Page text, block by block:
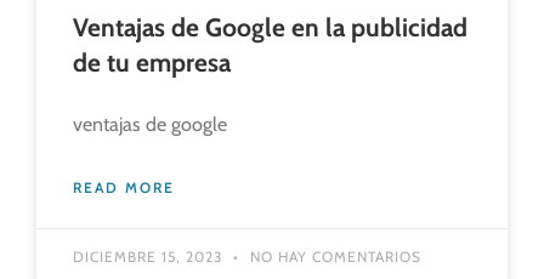
Ventajas de Google en la publicidad
de tu empresa
ventajas de google
READ MORE
DICIEMBRE 15, 2023 NO HAY COMENTARIOS